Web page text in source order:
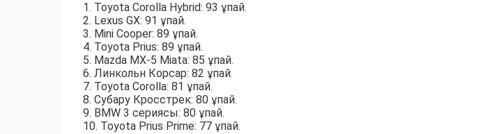
1. Toyota Corolla Hybrid: 93 ұпай.
2. Lexus GX: 91 ұпай.
3. Mini Cooper: 89 ұпай.
4. Toyota Prius: 89 ұпай.
5. Mazda MX-5 Miata: 85 ұпай.
6. Линкольн Корсар: 82 ұпай.
7. Toyota Corolla: 81 ұпай.
8. Субару Кросстрек: 80 ұпай.
9. BMW 3 сериясы: 80 ұпай.
10. Toyota Prius Prime: 77 ұпай.